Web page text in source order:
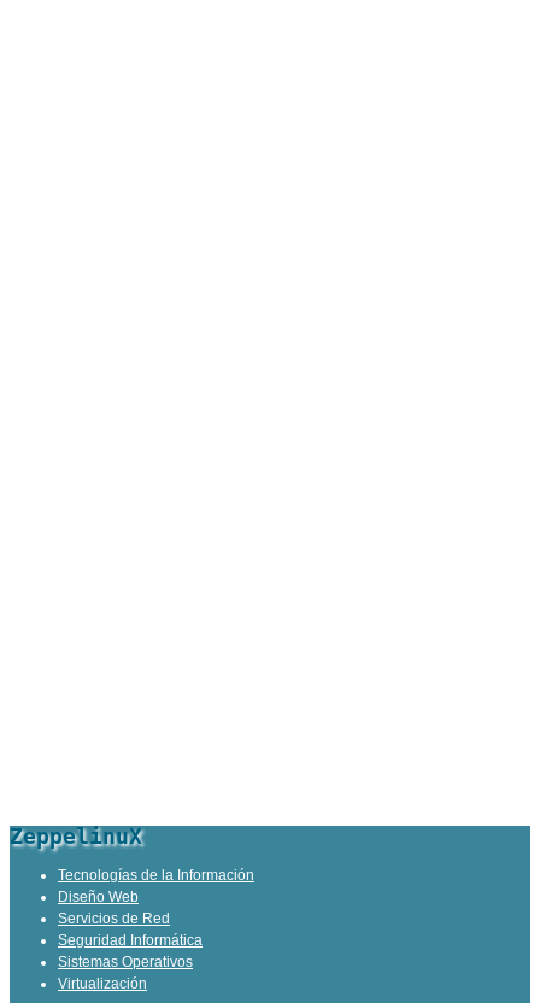
ZeppelinuX
Tecnologías de la Información
Diseño Web
Servicios de Red
Seguridad Informática
Sistemas Operativos
Virtualización